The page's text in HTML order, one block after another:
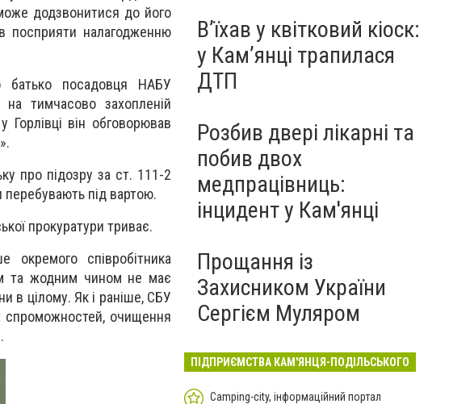
додзвонитися до його
посприяти налагодженню
батько посадовця НАБУ
на тимчасово захопленій
Горлівці він обговорював
про підозру за ст. 111-2
перебувають під вартою.
прокуратури триває.
співробітника
та жодним чином не має
в цілому. Як і раніше, СБУ
спроможностей, очищення
Вʼїхав у квітковий кіоск:
у Камʼянці трапилася
ДТП
Розбив двері лікарні та
побив двох
медпрацівниць:
інцидент у Кам'янці
Прощання із
Захисником України
Сергієм Муляром
ПІДПРИЄМСТВА КАМ'ЯНЦЯ-ПОДІЛЬСЬКОГО
Camping-city, інформаційний портал